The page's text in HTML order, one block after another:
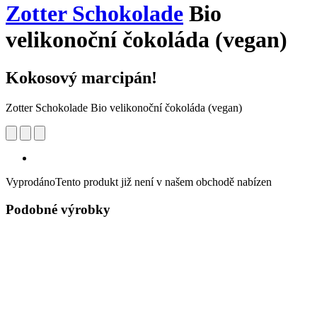
Zotter Schokolade Bio
velikonoční čokoláda (vegan)
Kokosový marcipán!
Zotter Schokolade Bio velikonoční čokoláda (vegan)
VyprodánoTento produkt již není v našem obchodě nabízen
Podobné výrobky